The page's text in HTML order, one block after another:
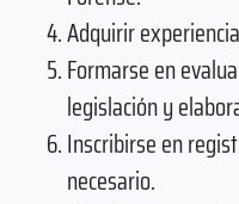
Adquirir
Formarse en
legislación y
Inscribirse en
necesario.